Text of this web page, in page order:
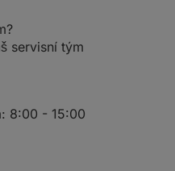
servisní tým
8:00 - 15:00